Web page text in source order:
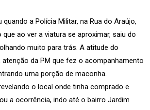
a Polícia Militar, na Rua do Araújo,
ao ver a viatura se aproximar, saiu do
muito para trás. A atitude do
da PM que fez o acompanhamento
uma porção de maconha.
o local onde tinha comprado e
a ocorrência, indo até o bairro Jardim